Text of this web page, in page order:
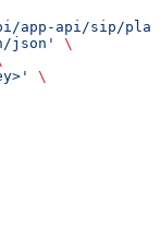
api/sip/
json'
\
\